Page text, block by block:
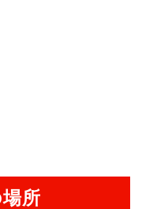
所